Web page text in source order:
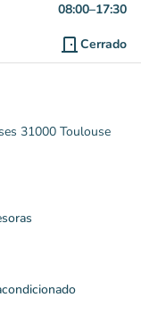
08:00–17:30
door_front Cerrado
31000 Toulouse